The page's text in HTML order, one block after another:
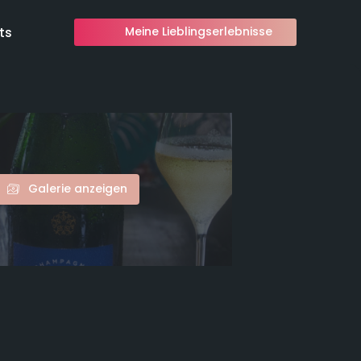
Meine Lieblingserlebnisse
Galerie anzeigen